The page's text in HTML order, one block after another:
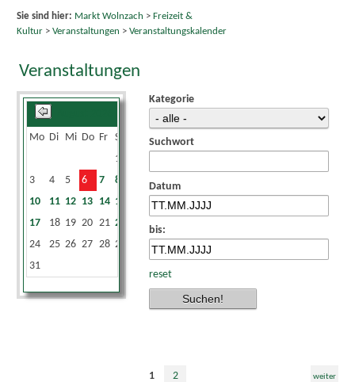
Sie sind hier: Markt Wolnzach > Freizeit &
Kultur> Veranstaltungen > Veranstaltungskalender
Veranstaltungen
Mo Di Mi Do Fr Sa
1
3
4 5 6 7 8
10
11 12 13 14 15
17
18 19 20 21 22
24
25 26 27 28 29
31
Kategorie
Suchwort
Datum
bis:
reset
1 2 weiter